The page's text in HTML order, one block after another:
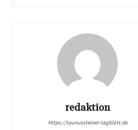
redaktion
https://taunussteiner-tagblatt.de